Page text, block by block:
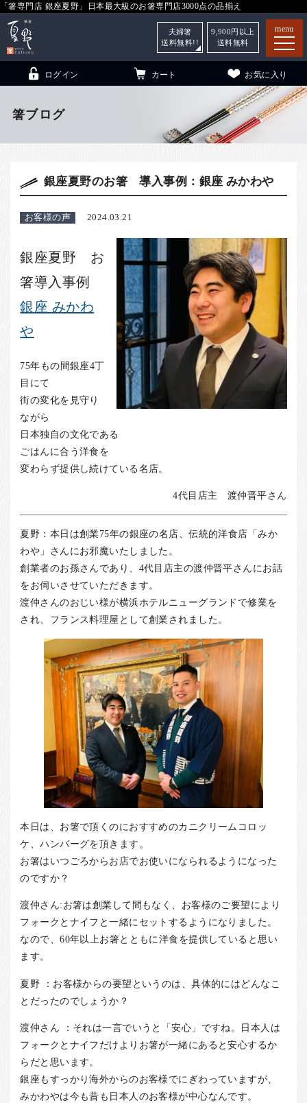
「箸専門店 銀座夏野」日本最大級のお箸専門店3000点の品揃え
menu
子供和食器（贈答用・自宅用）
ご利用ガイド
法人・飲食店のお客様
お客様の声
店舗紹介
お知らせ
箸ブログ
English
ログイン カート お気に入り
夫婦箸
送料無料!!
9,900 円以上
送料無料
箸ブログ
銀座夏野のお箸 導入事例：銀座 みかわや
お客様の声 2024.03.21
銀座夏野 お
箸導入事例
銀座 みかわ
や
75年もの間銀座4丁
目にて
街の変化を見守り
ながら
日本独自の文化である
ごはんに合う洋食を
変わらず提供し続けている名店。
4代目店主 渡仲晋平さん
夏野：本日は創業75年の銀座の名店、伝統的洋食店「みか
わや」さんにお邪魔いたしました。
創業者のお孫さんであり、4代目店主の渡仲晋平さんにお話
をお伺いさせていただきます。
渡仲さんのおじい様が横浜ホテルニューグランドで修業を
され、フランス料理屋として創業されました。
本日は、お箸で頂くのにおすすめのカニクリームコロッ
ケ、ハンバーグを頂きます。
お箸はいつごろからお店でお使いになられるようになった
のですか？
渡仲さん:お箸は創業して間もなく、お客様のご要望により
フォークとナイフと一緒にセットするようになりました。
なので、60年以上お箸とともに洋食を提供していると思い
ます。
夏野 ：お客様からの要望というのは、具体的にはどんなこ
とだったのでしょうか？
渡仲さん ：それは一言でいうと「安心」ですね。日本人は
フォークとナイフだけよりお箸が一緒にあると安心するか
らだと思います。
銀座もすっかり海外からのお客様でにぎわっていますが、
みかわやは今も昔も日本人のお客様が中心なんです。